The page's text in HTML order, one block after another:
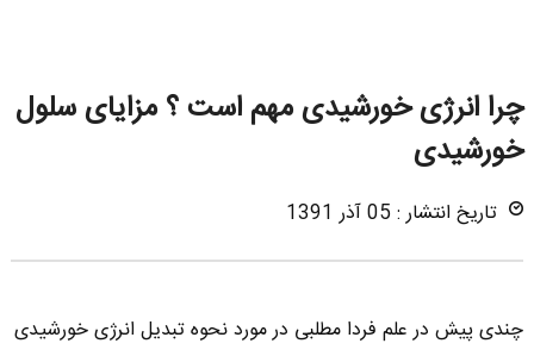
چرا انرژی خورشیدی مهم است ؟ مزایای سلول
خورشیدی
تاریخ انتشار : 05 آذر 1391
چندی پیش در علم فردا مطلبی در مورد نحوه تبدیل انرژی خورشیدی